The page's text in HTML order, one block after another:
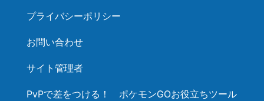
プライバシーポリシー
お問い合わせ
サイト管理者
PvPで差をつける！ ポケモンGOお役立ちツール